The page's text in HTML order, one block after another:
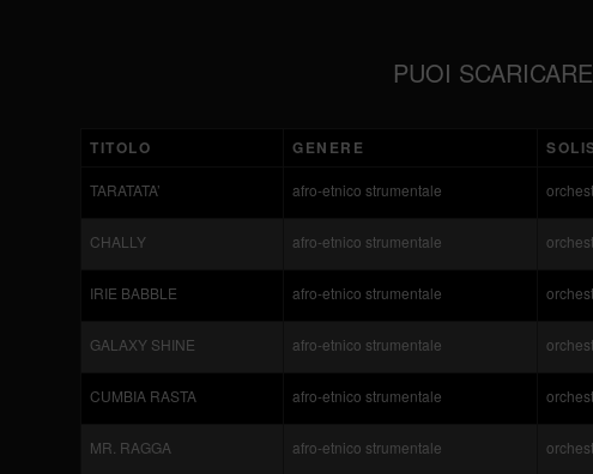
PUOI
TITOLO GENERE
TARATATA’ afro-etnico strumentale
CHALLY afro-etnico strumentale
IRIE BABBLE afro-etnico strumentale
GALAXY SHINE afro-etnico strumentale
CUMBIA RASTA afro-etnico strumentale
MR. RAGGA afro-etnico strumentale